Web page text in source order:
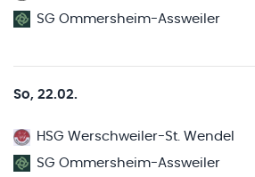
SG Ommersheim-Assweiler
So, 22.02.
HSG Werschweiler-St. Wendel
SG Ommersheim-Assweiler